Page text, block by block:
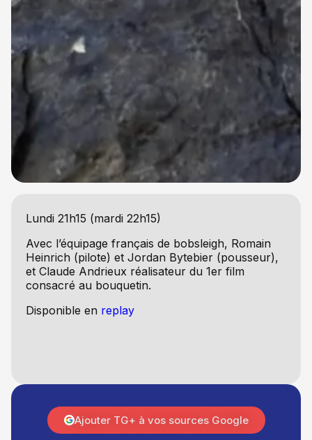
Lundi 21h15 (mardi 22h15)
Avec l’équipage français de bobsleigh, Romain
Heinrich (pilote) et Jordan Bytebier (pousseur),
et Claude Andrieux réalisateur du 1er film
consacré au bouquetin.
Disponible en replay
Ajouter TG+ à vos sources Google